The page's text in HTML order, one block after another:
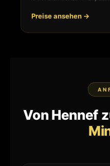
Preise ansehen →
Von Hennef